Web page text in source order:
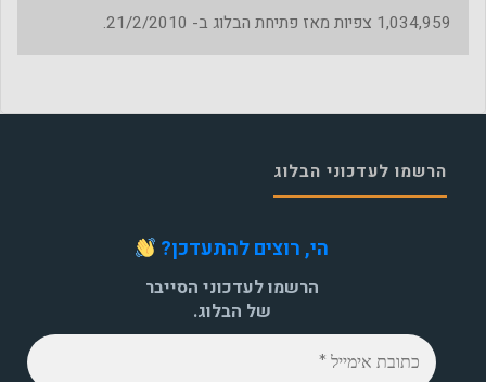
1,034,959 צפיות מאז פתיחת הבלוג ב- 21/2/2010.
הרשמו לעדכוני הבלוג
הי, רוצים להתעדכן?
הרשמו לעדכוני הסייבר
של הבלוג.